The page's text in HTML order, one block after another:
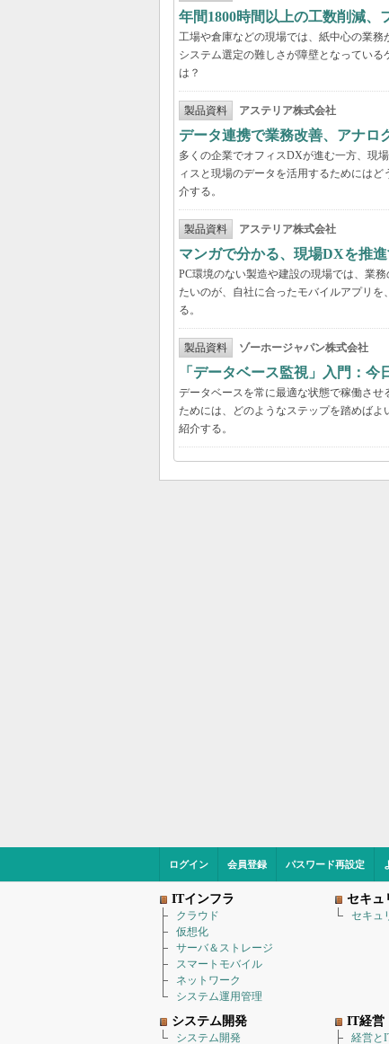
年間1800時間以上の工数削減
工場や倉庫などの現場では、紙中心の業務
システム選定の難しさが障壁となってい
は？
製品資料 アステリア株式会社
データ連携で業務改善、アナロ
多くの企業でオフィスDXが進む一方、現
ィスと現場のデータを活用するためには
介する。
製品資料 アステリア株式会社
マンガで分かる、現場DXを推
PC環境のない製造や建設の現場では、業
たいのが、自社に合ったモバイルアプリ
る。
製品資料 ゾーホージャパン株式会社
「データベース監視」入門：
データベースを常に最適な状態で稼働さ
ためには、どのようなステップを踏めば
紹介する。
ログイン 会員登録 パスワード再設定
ITインフラ
クラウド
仮想化
サーバ＆ストレージ
スマートモバイル
ネットワーク
システム運用管理
セキュ
セキュ
システム開発
システム開発
IT経営
経営と